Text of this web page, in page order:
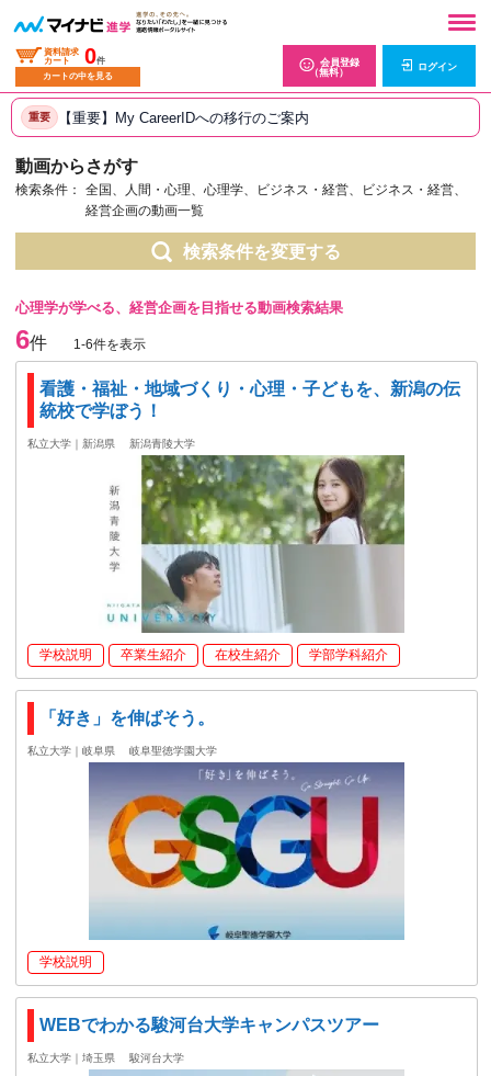
資料請求
カート
0件
カートの中を見る
会員登録
（無料）
ログイン
重要 【重要】My CareerIDへの移行のご案内
動画からさがす
検索条件：
全国、人間・心理、心理学、ビジネス・経営、ビジネス・経営、
経営企画の動画一覧
検索条件を変更する
心理学が学べる、経営企画を目指せる動画検索結果
6件 1-6件を表示
看護・福祉・地域づくり・心理・子どもを、新潟の伝
統校で学ぼう！
私立大学｜新潟県 新潟青陵大学
学校説明 卒業生紹介 在校生紹介 学部学科紹介
「好き」を伸ばそう。
私立大学｜岐阜県 岐阜聖徳学園大学
学校説明
WEBでわかる駿河台大学キャンパスツアー
私立大学｜埼玉県 駿河台大学